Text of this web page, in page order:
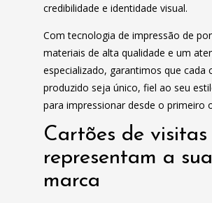
credibilidade e identidade visual.
Com tecnologia de impressão de
materiais de alta qualidade e um
especializado, garantimos que cada
produzido seja único, fiel ao seu
para impressionar desde o primeiro
Cartões de visitas
representam a sua
marca